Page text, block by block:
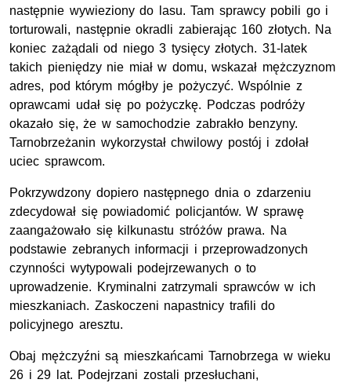
następnie wywieziony do lasu. Tam sprawcy pobili go i
torturowali, następnie okradli zabierając 160 złotych. Na
koniec zażądali od niego 3 tysięcy złotych. 31-latek
takich pieniędzy nie miał w domu, wskazał mężczyznom
adres, pod którym mógłby je pożyczyć. Wspólnie z
oprawcami udał się po pożyczkę. Podczas podróży
okazało się, że w samochodzie zabrakło benzyny.
Tarnobrzeżanin wykorzystał chwilowy postój i zdołał
uciec sprawcom.
Pokrzywdzony dopiero następnego dnia o zdarzeniu
zdecydował się powiadomić policjantów. W sprawę
zaangażowało się kilkunastu stróżów prawa. Na
podstawie zebranych informacji i przeprowadzonych
czynności wytypowali podejrzewanych o to
uprowadzenie. Kryminalni zatrzymali sprawców w ich
mieszkaniach. Zaskoczeni napastnicy trafili do
policyjnego aresztu.
Obaj mężczyźni są mieszkańcami Tarnobrzega w wieku
26 i 29 lat. Podejrzani zostali przesłuchani,